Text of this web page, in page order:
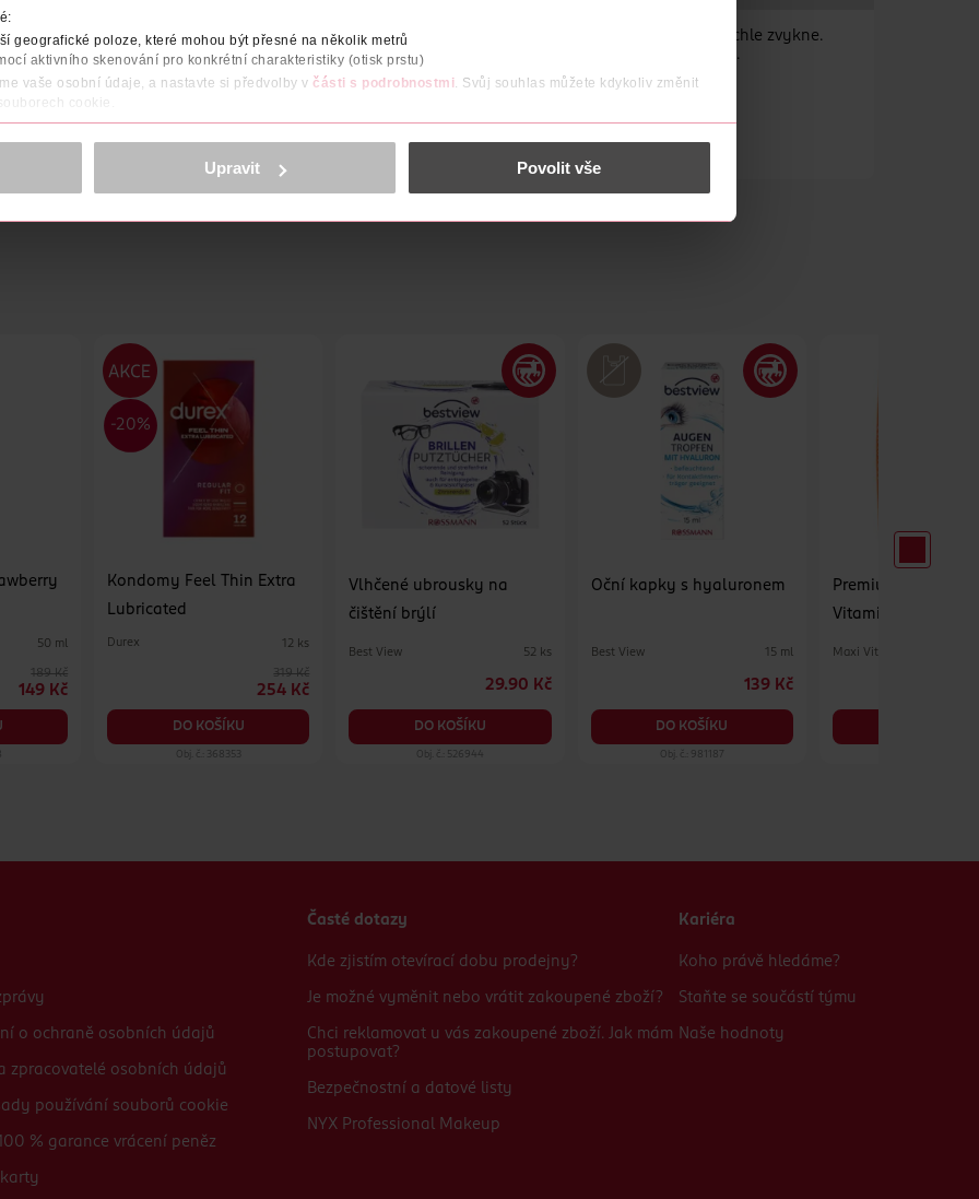
geografické poloze, které mohou být přesné na několik metrů
aktivního skenování pro konkrétní charakteristiky (otisk prstu)
vaše osobní údaje, a nastavte si předvolby v části s podrobnostmi . Svůj souhlas můžete kdykoliv změnit
cookie.
a reklam, funkcí sociálních médií, analýze návštěvnosti, které mohou nést osobní údaje.
osobních údajů.
<
Upravit Povolit vše
obzvlášť dobře snášené. Díky materiálu, který velmi dobře propouští kyslík, si oko na čočky rychle zvykne.
Okraje čočky zajišťují pohodlí při nošení a umožňují optimální ostrost vidění i při okraji čočky.
osoby starší 15 let.
50 ml
189 Kč
149 Kč
Kondomy Feel Thin Extra
Lubricated
Durex 12 ks
319 Kč
254 Kč
DO KOŠÍKU
Obj. č.: 368353
Vlhčené ubrousky na
čištění brýlí
Best View 52 ks
29.90 Kč
DO KOŠÍKU
Obj. č.: 526944
Oční kapky s hyaluronem
Best View 15 ml
139 Kč
DO KOŠÍKU
Obj. č.: 981187
Premium
Vitamin C, doplněk
Maxi Vita
o ochraně osobních údajů
zpracovatelé osobních údajů
používání souborů cookie
% garance vrácení peněz
Časté dotazy
Kde zjistím otevírací dobu prodejny?
Je možné vyměnit nebo vrátit zakoupené zboží?
Chci reklamovat u vás zakoupené zboží. Jak mám
postupovat?
Bezpečnostní a datové listy
NYX Professional Makeup
Kariéra
Koho právě hledáme?
Staňte se součástí týmu
Naše hodnoty